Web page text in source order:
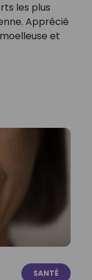
les plus
Apprécié
et
SANTÉ